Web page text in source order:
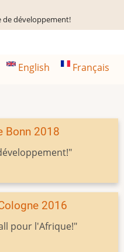
développement!
English Français
Bonn 2018
2016
pour l'Afrique!"